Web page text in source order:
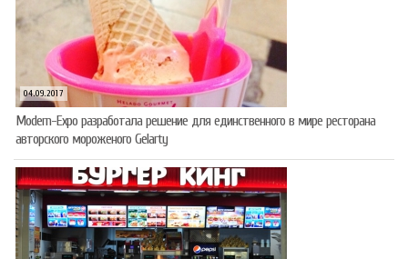
04.09.2017
Modern-Expo разработала решение для единственного в мире ресторана
авторского мороженого Gelarty